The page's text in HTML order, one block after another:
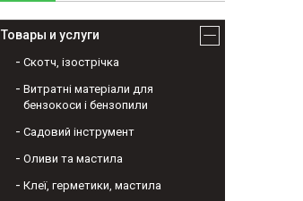
Товары и услуги
Скотч, ізострічка
Витратні матеріали для
бензокоси і бензопили
Садовий інструмент
Оливи та мастила
Клеї, герметики, мастила